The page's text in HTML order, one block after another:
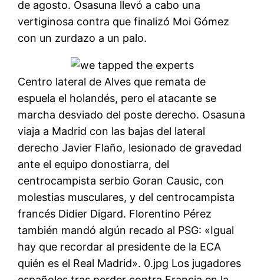
de agosto. Osasuna llevó a cabo una
vertiginosa contra que finalizó Moi Gómez
con un zurdazo a un palo.
Centro lateral de Alves que remata de
espuela el holandés, pero el atacante se
marcha desviado del poste derecho. Osasuna
viaja a Madrid con las bajas del lateral
derecho Javier Flaño, lesionado de gravedad
ante el equipo donostiarra, del
centrocampista serbio Goran Causic, con
molestias musculares, y del centrocampista
francés Didier Digard. Florentino Pérez
también mandó algún recado al PSG: «Igual
hay que recordar al presidente de la ECA
quién es el Real Madrid». 0.jpg Los jugadores